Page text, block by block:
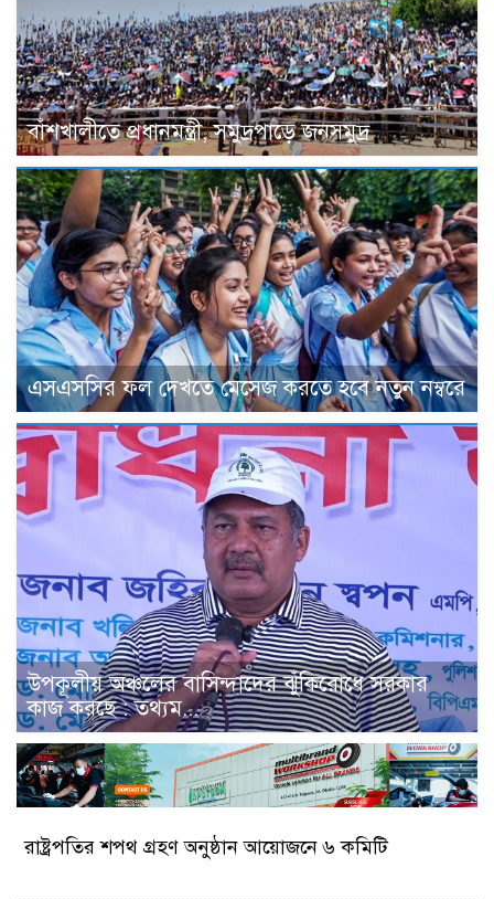
বাঁশখালীতে প্রধানমন্ত্রী, সমুদ্রপাড়ে জনসমুদ্র
এসএসসির ফল দেখতে মেসেজ করতে হবে নতুন নম্বরে
উপকূলীয় অঞ্চলের বাসিন্দাদের ঝুঁকিরোধে সরকার
কাজ করছে : তথ্যম...
রাষ্ট্রপতির শপথ গ্রহণ অনুষ্ঠান আয়োজনে ৬ কমিটি